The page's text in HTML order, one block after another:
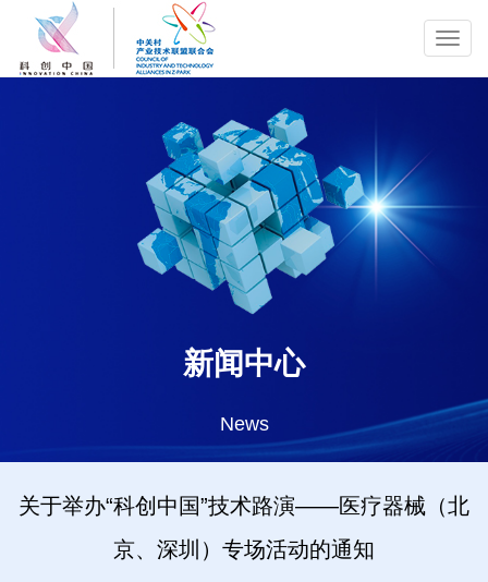
新闻中心
News
关于举办“科创中国”技术路演——医疗器械（北
京、深圳）专场活动的通知